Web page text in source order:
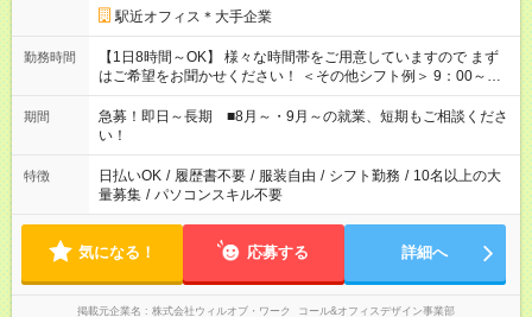
駅近オフィス＊大手企業
勤務時間
【1日8時間～OK】 様々な時間帯をご用意していますので まず
はご希望をお聞かせください！ ＜その他シフト例＞ 9：00～
17：00 11：00～20：00 などなど！その他のお時間もOKです！
期間
急募！即日～長期 ■8月～・9月～の就業、短期もご相談くださ
い！
特徴 日払いOK / 履歴書不要 / 服装自由 / シフト勤務 / 10名以上の大
量募集 / パソコンスキル不要
気になる！ 応募する 詳細へ
掲載元企業名 株式会社ウィルオブ・ワーク コール&オフィスデザイン事業部